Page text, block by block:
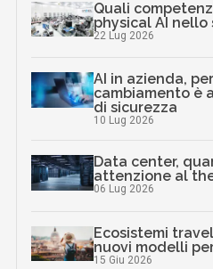
Quali
physical AI nello
22 Lug 2026
AI in azienda,
cambiamento è
di sicurezza
10 Lug 2026
Data center,
attenzione al
06 Lug 2026
Ecosistemi
nuovi modelli
15 Giu 2026